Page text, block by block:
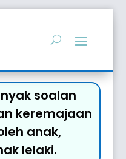
soalan
keremajaan
anak,
lelaki.